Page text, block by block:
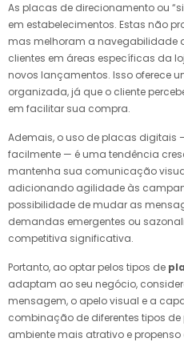
As placas de direcionamento ou
em estabelecimentos. Estas não
mas melhoram a navegabilidade
clientes em áreas específicas da
novos lançamentos. Isso oferece
organizada, já que o cliente
em facilitar sua compra.
Ademais, o uso de placas digitais
facilmente — é uma tendência
mantenha sua comunicação
adicionando agilidade às
possibilidade de mudar as
demandas emergentes ou
competitiva significativa.
Portanto, ao optar pelos tipos de
adaptam ao seu negócio,
mensagem, o apelo visual e a
combinação de diferentes tipos
ambiente mais atrativo e propenso